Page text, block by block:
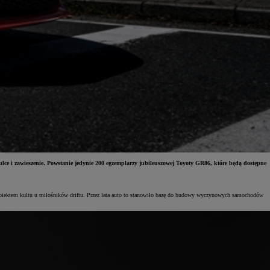
i zawieszenie. Powstanie jedynie 200 egzemplarzy jubileuszowej Toyoty GR86, które będą dostępne
kultu u miłośników driftu. Przez lata auto to stanowiło bazę do budowy wyczynowych samochodów